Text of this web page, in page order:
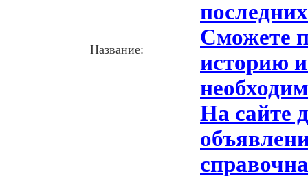
Название:
Сможете
историю
На сайте